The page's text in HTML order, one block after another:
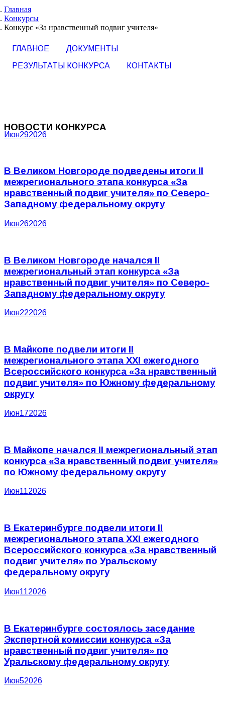
Главная
Конкурсы
Конкурс «За нравственный подвиг учителя»
ГЛАВНОЕ
ДОКУМЕНТЫ
РЕЗУЛЬТАТЫ КОНКУРСА
КОНТАКТЫ
НОВОСТИ КОНКУРСА
Июн292026
В Великом Новгороде подведены итоги II
межрегионального этапа конкурса «За
нравственный подвиг учителя» по Северо-
Западному федеральному округу
Июн262026
В Великом Новгороде начался II
межрегиональный этап конкурса «За
нравственный подвиг учителя» по Северо-
Западному федеральному округу
Июн222026
В Майкопе подвели итоги II
межрегионального этапа XXI ежегодного
Всероссийского конкурса «За нравственный
подвиг учителя» по Южному федеральному
округу
Июн172026
В Майкопе начался II межрегиональный этап
конкурса «За нравственный подвиг учителя»
по Южному федеральному округу
Июн112026
В Екатеринбурге подвели итоги II
межрегионального этапа XXI ежегодного
Всероссийского конкурса «За нравственный
подвиг учителя» по Уральскому
федеральному округу
Июн112026
В Екатеринбурге состоялось заседание
Экспертной комиссии конкурса «За
нравственный подвиг учителя» по
Уральскому федеральному округу
Июн52026